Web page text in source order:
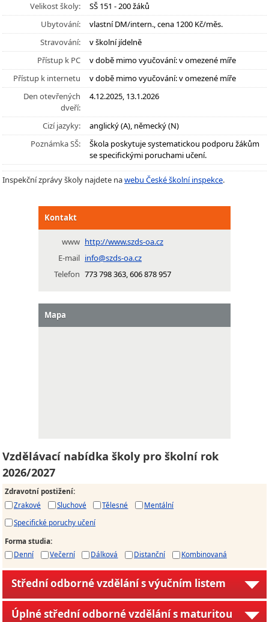
Velikost školy:
SŠ 151 - 200 žáků
Ubytování:
vlastní DM/intern., cena 1200 Kč/měs.
Stravování:
v školní jídelně
Přístup k PC
v době mimo vyučování: v omezené míře
Přístup k internetu
v době mimo vyučování: v omezené míře
Den otevřených
dveří:
4.12.2025, 13.1.2026
Cizí jazyky:
anglický (A), německý (N)
Poznámka SŠ:
Škola poskytuje systematickou podporu žákům
se specifickými poruchami učení.
Inspekční zprávy školy najdete nawebu České školní inspekce.
Kontakt
www http://www.szds-oa.cz
E-mail info@szds-oa.cz
Telefon 773 798 363, 606 878 957
Mapa
Vzdělávací nabídka školy pro školní rok
2026/2027
Zdravotní postižení:
Zrakové
Sluchové Tělesné
Mentální
Specifické poruchy učení
Forma studia:
Denní
Večerní Dálková Distanční Kombinovaná
Střední odborné vzdělání s výučním listem
Úplné střední odborné vzdělání s maturitou